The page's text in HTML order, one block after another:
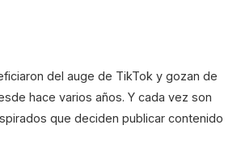
del auge de TikTok y gozan de
hace varios años. Y cada vez son
que deciden publicar contenido